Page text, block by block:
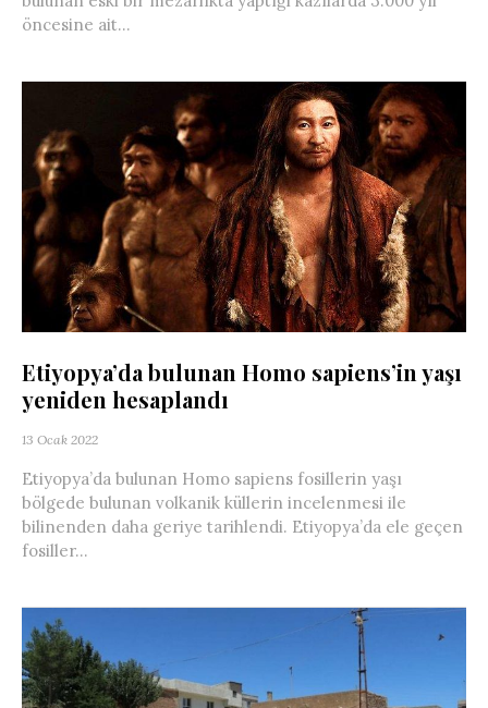
öncesine ait...
Etiyopya’da bulunan Homo sapiens’in yaşı
yeniden hesaplandı
13 Ocak 2022
Etiyopya’da bulunan Homo sapiens fosillerin yaşı
bölgede bulunan volkanik küllerin incelenmesi ile
bilinenden daha geriye tarihlendi. Etiyopya’da ele geçen
fosiller...